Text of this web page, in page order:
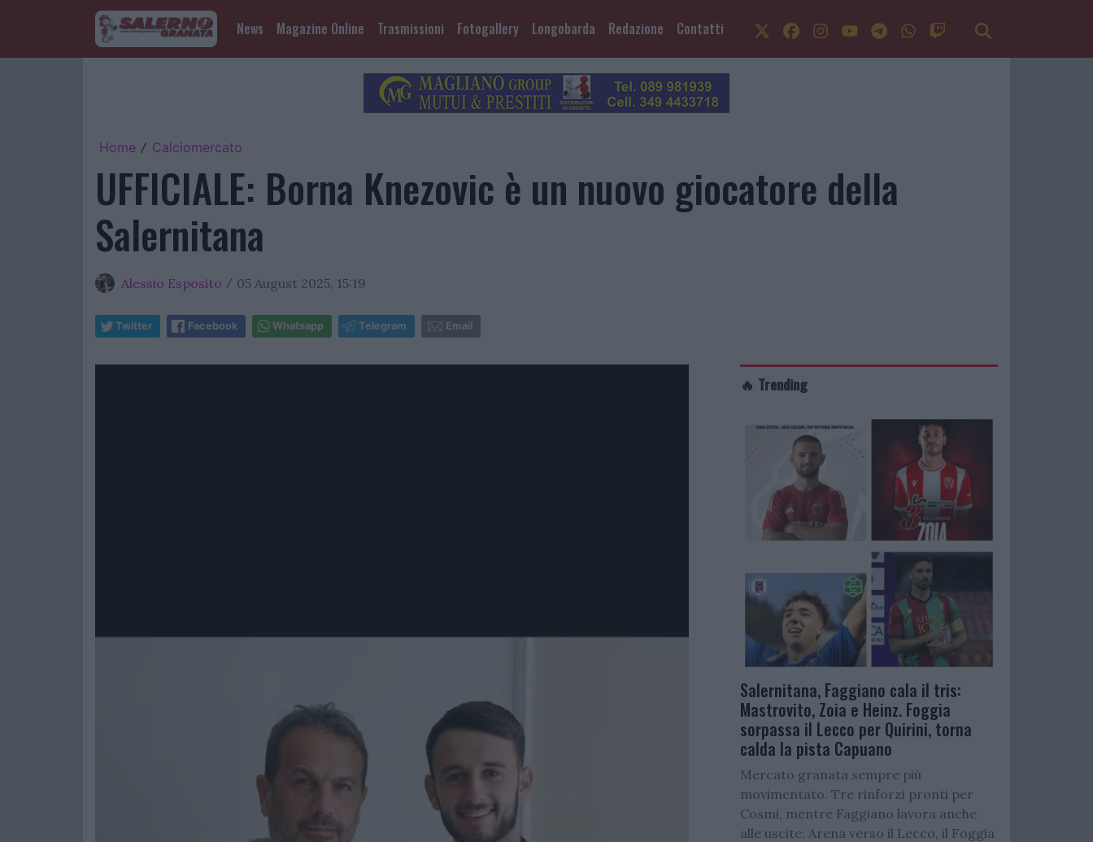
News Magazine Online Trasmissioni Fotogallery Longobarda Redazione Contatti
Home / Calciomercato
UFFICIALE: Borna Knezovic è un nuovo giocatore della
Salernitana
Alessio Esposito / 05 August 2025, 15:19
Twitter Facebook Whatsapp Telegram Email
🔥 Trending
Salernitana, Faggiano cala il tris:
Mastrovito, Zoia e Heinz. Foggia
sorpassa il Lecco per Quirini, torna
calda la pista Capuano
Mercato granata sempre più
movimentato. Tre rinforzi pronti per
Cosmi, mentre Faggiano lavora anche
alle uscite: Arena verso il Lecco, il Foggia